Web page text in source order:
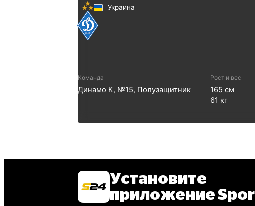
Украина
Команда
Динамо К, №15, Полузащитник
Рост и вес
165 см
61 кг
Установите
приложение